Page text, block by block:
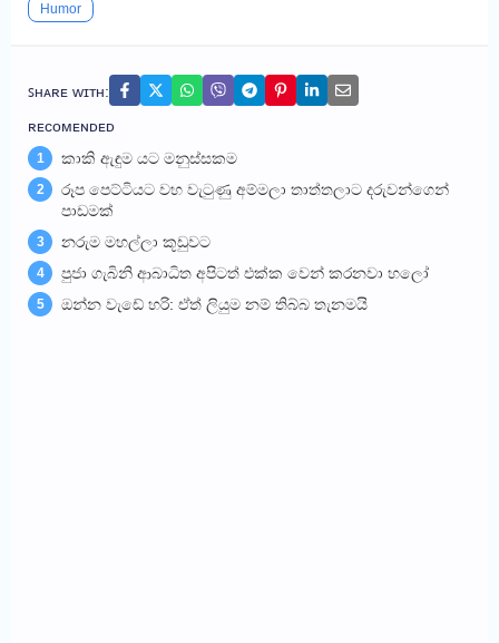
Humor
ꜱʜᴀʀᴇ ᴡɪᴛʜ:
ʀᴇᴄᴏᴍᴇɴᴅᴇᴅ
1 කාකි ඇඳුම යට මනුස්සකම
2
රූප පෙට්ටියට වහ වැටුණු අම්මලා තාත්තලාට දරුවන්ගෙන්
පාඩමක්
3 නරුම මහල්ලා කූඩුවට
4 පුජා ගැබිනි ආබාධිත අපිටත් එක්ක වෙන් කරනවා හලෝ
5 ඔන්න වැඩේ හරි: ඒත් ලියුම නම් තිබ්බ තැනමයි